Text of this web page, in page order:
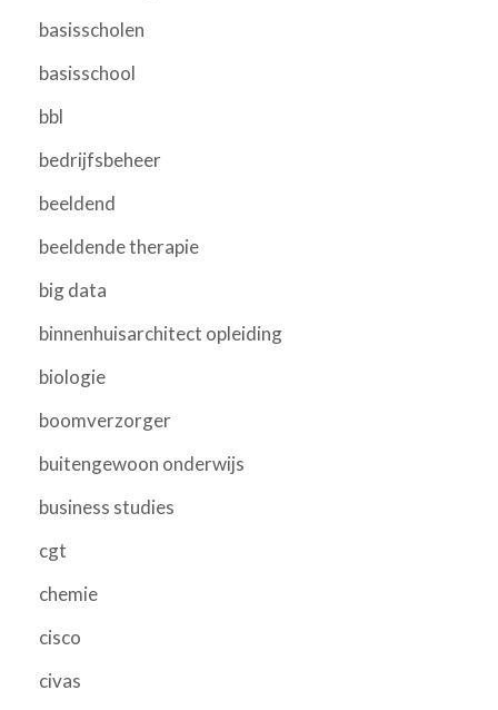
basisscholen
basisschool
bbl
bedrijfsbeheer
beeldend
beeldende therapie
big data
binnenhuisarchitect opleiding
biologie
boomverzorger
buitengewoon onderwijs
business studies
cgt
chemie
cisco
civas